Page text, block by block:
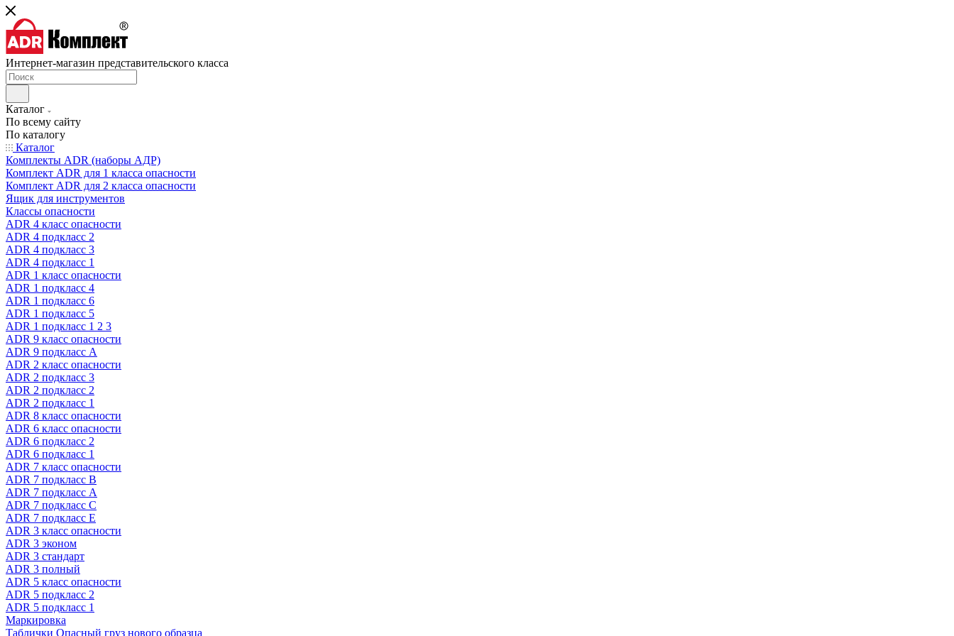
Интернет-магазин представительского класса
Каталог
По всему сайту
По каталогу
Каталог
Комплекты ADR (наборы АДР)
Комплект ADR для 1 класса опасности
Комплект ADR для 2 класса опасности
Ящик для инструментов
Классы опасности
ADR 4 класс опасности
ADR 4 подкласс 2
ADR 4 подкласс 3
ADR 4 подкласс 1
ADR 1 класс опасности
ADR 1 подкласс 4
ADR 1 подкласс 6
ADR 1 подкласс 5
ADR 1 подкласс 1 2 3
ADR 9 класс опасности
ADR 9 подкласс A
ADR 2 класс опасности
ADR 2 подкласс 3
ADR 2 подкласс 2
ADR 2 подкласс 1
ADR 8 класс опасности
ADR 6 класс опасности
ADR 6 подкласс 2
ADR 6 подкласс 1
ADR 7 класс опасности
ADR 7 подкласс B
ADR 7 подкласс A
ADR 7 подкласс C
ADR 7 подкласс E
ADR 3 класс опасности
ADR 3 эконом
ADR 3 стандарт
ADR 3 полный
ADR 5 класс опасности
ADR 5 подкласс 2
ADR 5 подкласс 1
Маркировка
Таблички Опасный груз нового образца